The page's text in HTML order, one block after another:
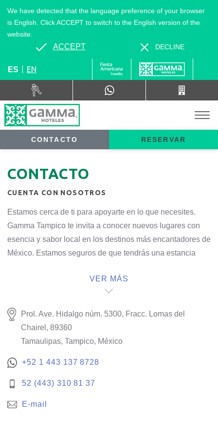
ES EN
CONTACTO RESERVAR
We have detected that the language preference of your browser
is English. Click ACCEPT to switch to the English version of the
website.
ACCEPT DECLINE
CONTACTO
CUENTA CON NOSOTROS
Estamos cerca de ti para apoyarte en lo que necesites.
Gamma Tampico te invita a conocer nuevos lugares con
esencia y sabor local en los destinos más encantadores de
México. Estamos seguros de que tendrás una estancia
VER MÁS
Prol. Ave. Hidalgo núm. 5300, Fracc. Lomas del
Chairel, 89360
Tamaulipas, Tampico, México
+52 1 443 137 8728
52 (443) 310 81 37
E-mail